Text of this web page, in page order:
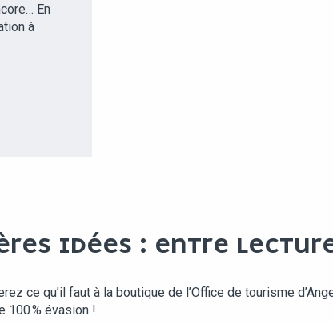
En
à
IDÉES : ENTRE
ce qu’il faut à la boutique de l’Office de tourisme
100 % évasion !